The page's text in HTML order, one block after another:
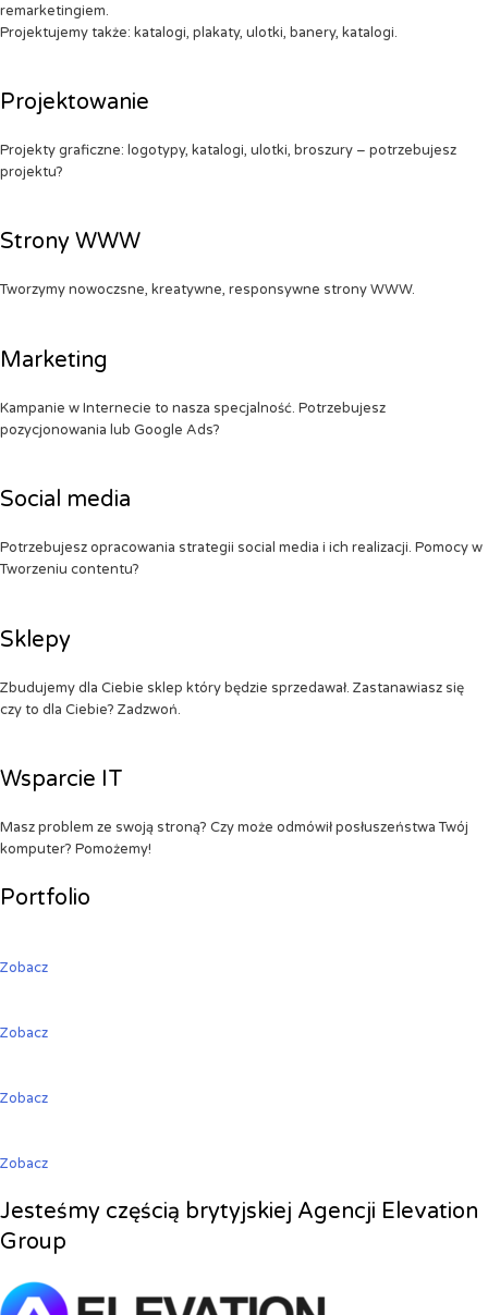
remarketingiem.
Projektujemy także: katalogi, plakaty, ulotki, banery, katalogi.
Projektowanie
Projekty graficzne: logotypy, katalogi, ulotki, broszury – potrzebujesz
projektu?
Strony WWW
Tworzymy nowoczsne, kreatywne, responsywne strony WWW.
Marketing
Kampanie w Internecie to nasza specjalność. Potrzebujesz
pozycjonowania lub Google Ads?
Social media
Potrzebujesz opracowania strategii social media i ich realizacji. Pomocy w
Tworzeniu contentu?
Sklepy
Zbudujemy dla Ciebie sklep który będzie sprzedawał. Zastanawiasz się
czy to dla Ciebie? Zadzwoń.
Wsparcie IT
Masz problem ze swoją stroną? Czy może odmówił posłuszeństwa Twój
komputer? Pomożemy!
Portfolio
Zobacz
Zobacz
Zobacz
Zobacz
Jesteśmy częścią brytyjskiej Agencji Elevation
Group